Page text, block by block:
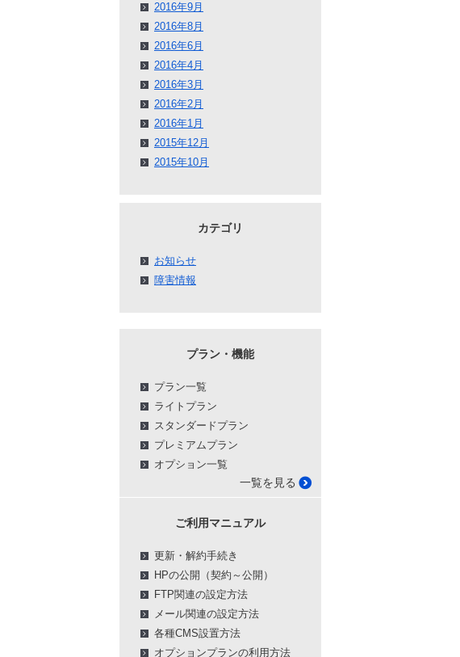
2016年9月
2016年8月
2016年6月
2016年4月
2016年3月
2016年2月
2016年1月
2015年12月
2015年10月
カテゴリ
お知らせ
障害情報
プラン・機能
プラン一覧
ライトプラン
スタンダードプラン
プレミアムプラン
オプション一覧
一覧を見る
ご利用マニュアル
更新・解約手続き
HPの公開（契約～公開）
FTP関連の設定方法
メール関連の設定方法
各種CMS設置方法
オプションプランの利用方法